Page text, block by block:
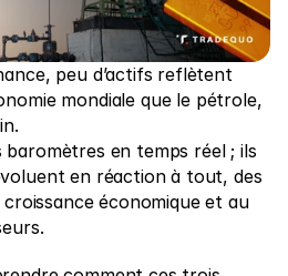
peu d’actifs reflètent
mondiale que le pétrole,
baromètres en temps réel ; ils
en réaction à tout, des
économique et au